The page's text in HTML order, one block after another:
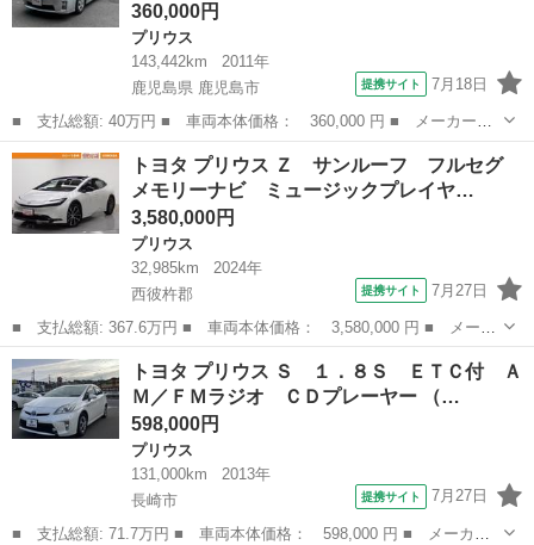
360,000円
プリウス
143,442km
2011年
鹿児島県 鹿児島市
提携サイト 7月18日
■ 支払総額: 40万円 ■ 車両本体価格： 360,000 円 ■ メーカー
名： トヨタ ■ 車種名： プリウス ■ グレード名： Ｓ ＥＴ
Ｃ バックカメラ ナビ ＴＶ アルミホイール ＬＥＤヘッドラン
プ ＣＶＴ スマー...
鹿児島 鹿児島市 プリウス
トヨタ プリウス Ｚ サンルーフ フルセグ
メモリーナビ ミュージックプレイヤ…
3,580,000円
プリウス
32,985km
2024年
西彼杵郡
提携サイト 7月27日
■ 支払総額: 367.6万円 ■ 車両本体価格： 3,580,000 円 ■ メーカ
ー名： トヨタ ■ 車種名： プリウス ■ グレード名： Ｚ サン
ルーフ フルセグ メモリーナビ ミュージックプレイヤー接続可
バックカ...
長崎 西彼杵郡 プリウス
トヨタ プリウス Ｓ １．８Ｓ ＥＴＣ付 Ａ
Ｍ／ＦＭラジオ ＣＤプレーヤー （…
598,000円
プリウス
131,000km
2013年
長崎市
提携サイト 7月27日
■ 支払総額: 71.7万円 ■ 車両本体価格： 598,000 円 ■ メーカー